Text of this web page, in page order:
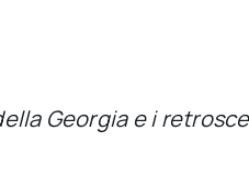
Georgia e i